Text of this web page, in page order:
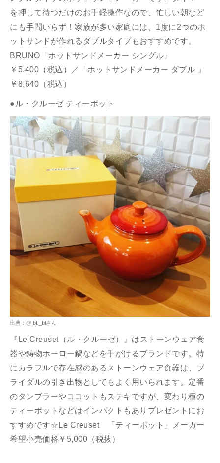
を押して待つだけのお手軽操作なので、忙しい朝など
にも手間いらず！家族が多い家庭には、1度に2つのホ
ットサンドが作れるダブルタイプもおすすめです。
BRUNO「ホットサンドメーカー シングル」
￥5,400（税込）／「ホットサンドメーカー ダブル 」
￥8,640（税込）
●ル・クルーゼ ティーポット
出典：@ btf_bl さん
『Le Creuset（ル・クルーゼ）』はストーンウェア食
器や鋳物ホーロー鍋などを手がけるブランドです。特
にカラフルで存在感のあるストーンウェア食器は、ブ
ライダルの引き出物としてもよく用いられます。定番
のタンブラーやココットもステキですが、変わり種の
ティーポットなどはインパクトもありプレゼントにお
すすめです☆Le Creuset 「ティーポット」メーカー
希望小売価格￥5,000（税抜）